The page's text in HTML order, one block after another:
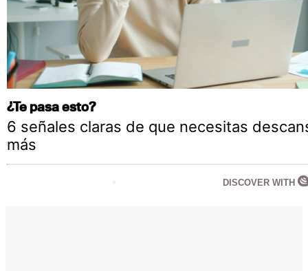
¿Te pasa esto?
6 señales claras de que necesitas
más
DISCOVER WITH